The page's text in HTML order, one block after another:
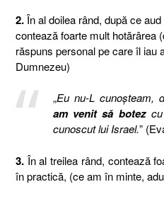
2.În al doilea rând, după ce
contează foarte mult hotărârea
răspuns personal pe care îl iau
Dumnezeu)
„Eu nu-L cunoşteam,
am venit să botezcu
cunoscut lui Israel.”
3. În al treilea rând, contează
în practică, (ce am în minte,